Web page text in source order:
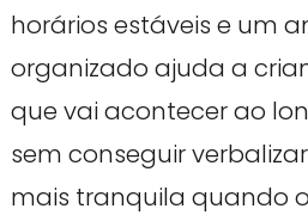
horários estáveis e um
organizado ajuda a
que vai acontecer ao
sem conseguir
mais tranquila quando